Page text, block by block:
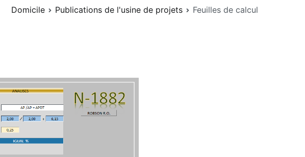
Domicile Publications de l'usine de projets Feuilles de calcul